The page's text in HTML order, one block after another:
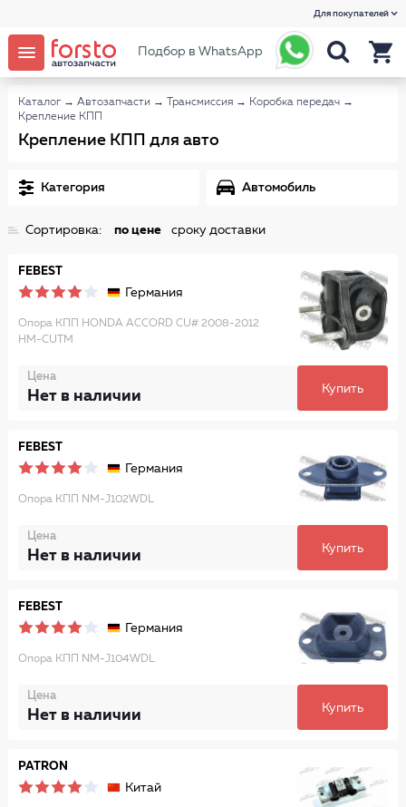
Для покупателей
Подбор в WhatsApp
Каталог → Автозапчасти → Трансмиссия → Коробка передач →
Крепление КПП
Крепление КПП для авто
Категория Автомобиль
Сортировка: по цене сроку доставки
FEBEST
Германия
Опора КПП HONDA ACCORD CU# 2008-2012
HM-CUTM
Цена
Нет в наличии Купить
FEBEST
Германия
Опора КПП NM-J102WDL
Цена
Нет в наличии Купить
FEBEST
Германия
Опора КПП NM-J104WDL
Цена
Нет в наличии Купить
PATRON
Китай